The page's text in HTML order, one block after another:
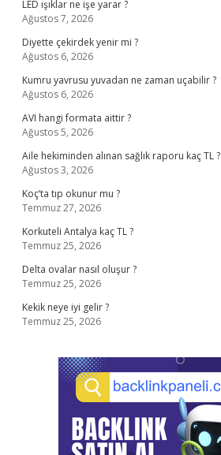
LED ışıklar ne işe yarar ?
Ağustos 7, 2026
Diyette çekirdek yenir mi ?
Ağustos 6, 2026
Kumru yavrusu yuvadan ne zaman uçabilir ?
Ağustos 6, 2026
AVI hangi formata aittir ?
Ağustos 5, 2026
Aile hekiminden alınan sağlık raporu kaç TL ?
Ağustos 3, 2026
Koç’ta tıp okunur mu ?
Temmuz 27, 2026
Korkuteli Antalya kaç TL ?
Temmuz 25, 2026
Delta ovalar nasıl oluşur ?
Temmuz 25, 2026
Kekik neye iyi gelir ?
Temmuz 25, 2026